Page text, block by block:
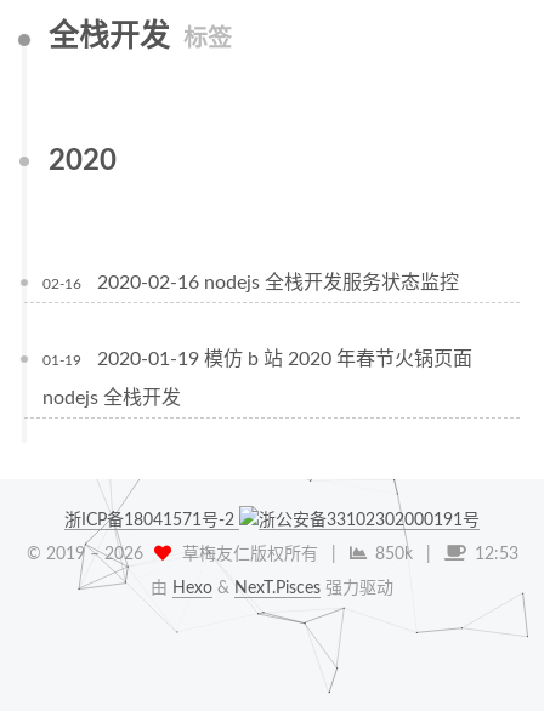
全栈开发 标签
2020
02-16 2020-02-16 nodejs 全栈开发服务状态监控
01-19
2020-01-19 模仿 b 站 2020 年春节火锅页面
nodejs 全栈开发
浙ICP备18041571号-2
浙公安备33102302000191号
© 2019 –2026 草梅友仁版权所有 850k
12:53
由 Hexo & NexT.Pisces 强力驱动